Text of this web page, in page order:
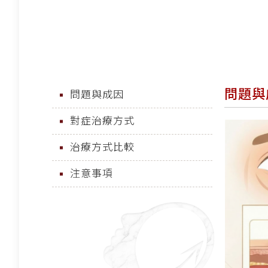
問題與成因
對症治療方式
治療方式比較
注意事項
問題